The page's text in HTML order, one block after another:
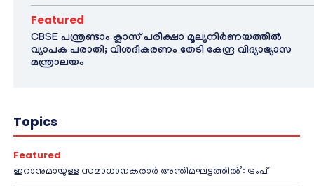
Featured
CBSE പന്ത്രണ്ടാം ക്ലാസ് പരീക്ഷാ മൂല്യനിർണയത്തിൽ
വ്യാപക പരാതി; വിശദീകരണം തേടി കേന്ദ്ര വിദ്യാഭ്യാസ
മന്ത്രാലയം
Topics
Featured
ഇറാനുമായുള്ള സമാധാനകരാർ അന്തിമഘട്ടത്തിൽ‌’: ട്രംപ്